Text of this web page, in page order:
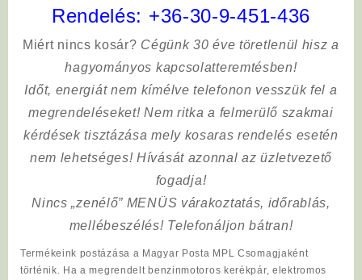
Rendelés: +36-30-9-451-436
Miért nincs kosár? Cégünk 30 éve töretlenül hisz a
hagyományos kapcsolatteremtésben!
Időt, energiát nem kímélvetelefonon vesszük fel a
megrendeléseket! Nem ritka a felmerülő szakmai
kérdések tisztázása mely kosaras rendelés esetén
nem lehetséges! Hívását azonnal az üzletvezető
fogadja!
Nincs „zenélő” MENÜS várakoztatás, időrablás,
mellébeszélés! Telefonáljon bátran!
Termékeink postázása a Magyar Posta MPL Csomagjaként
történik. Ha a megrendelt benzinmotoros kerékpár, elektromos